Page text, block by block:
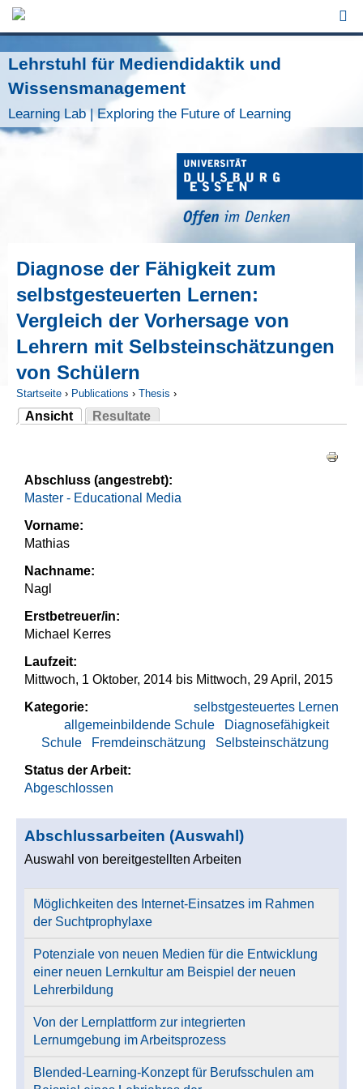
Jump to Navigation
Lehrstuhl für Mediendidaktik und
Wissensmanagement
Learning Lab | Exploring the Future of Learning
Diagnose der Fähigkeit zum
selbstgesteuerten Lernen:
Vergleich der Vorhersage von
Lehrern mit Selbsteinschätzungen
von Schülern
Sie sind hier
Startseite › Publications › Thesis ›
Ansicht
(aktiver Reiter)
Resultate
Abschluss (angestrebt):
Master - Educational Media
Vorname:
Mathias
Nachname:
Nagl
Erstbetreuer/in:
Michael Kerres
Laufzeit:
Mittwoch, 1 Oktober, 2014 bis Mittwoch, 29 April, 2015
Kategorie:
selbstgesteuertes Lernen
Diagnosefähigkeit
allgemeinbildende Schule
Selbsteinschätzung
Fremdeinschätzung
Schule
Status der Arbeit:
Abgeschlossen
Abschlussarbeiten (Auswahl)
Auswahl von bereitgestellten Arbeiten
Möglichkeiten des Internet-Einsatzes im Rahmen
der Suchtprophylaxe
Potenziale von neuen Medien für die Entwicklung
einer neuen Lernkultur am Beispiel der neuen
Lehrerbildung
Von der Lernplattform zur integrierten
Lernumgebung im Arbeitsprozess
Blended-Learning-Konzept für Berufsschulen am